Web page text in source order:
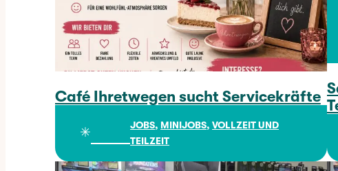
Café Ihretwegen sucht Servicekräfte
Café Ihretwegen sucht Servicekräfte
✳︎
JOBS, MINIJOBS, VOLLZEIT UND
TEILZEIT